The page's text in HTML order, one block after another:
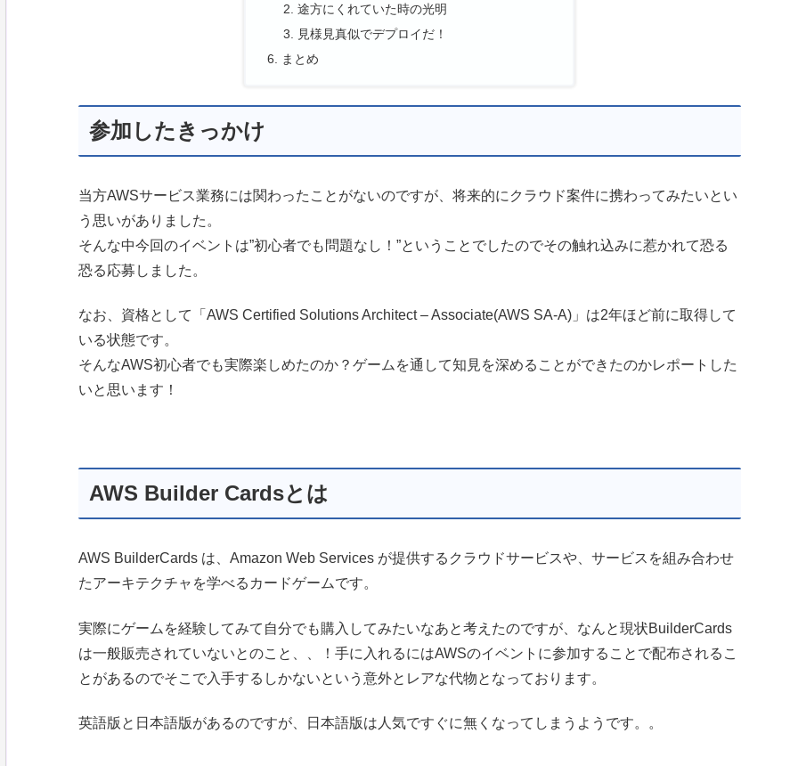
途方にくれていた時の光明
見様見真似でデプロイだ！
まとめ
参加したきっかけ
当方AWSサービス業務には関わったことがないのですが、将来的にクラウド案件に携わってみたいとい
う思いがありました。
そんな中今回のイベントは”初心者でも問題なし！”ということでしたのでその触れ込みに惹かれて恐る
恐る応募しました。
なお、資格として「AWS Certified Solutions Architect – Associate(AWS SA-A)」は2年ほど前に取得して
いる状態です。
そんなAWS初心者でも実際楽しめたのか？ゲームを通して知見を深めることができたのかレポートした
いと思います！
AWS Builder Cardsとは
AWS BuilderCards は、Amazon Web Services が提供するクラウドサービスや、サービスを組み合わせ
たアーキテクチャを学べるカードゲームです。
実際にゲームを経験してみて自分でも購入してみたいなあと考えたのですが、なんと現状BuilderCards
は一般販売されていないとのこと、、！手に入れるにはAWSのイベントに参加することで配布されるこ
とがあるのでそこで入手するしかないという意外とレアな代物となっております。
英語版と日本語版があるのですが、日本語版は人気ですぐに無くなってしまうようです。。